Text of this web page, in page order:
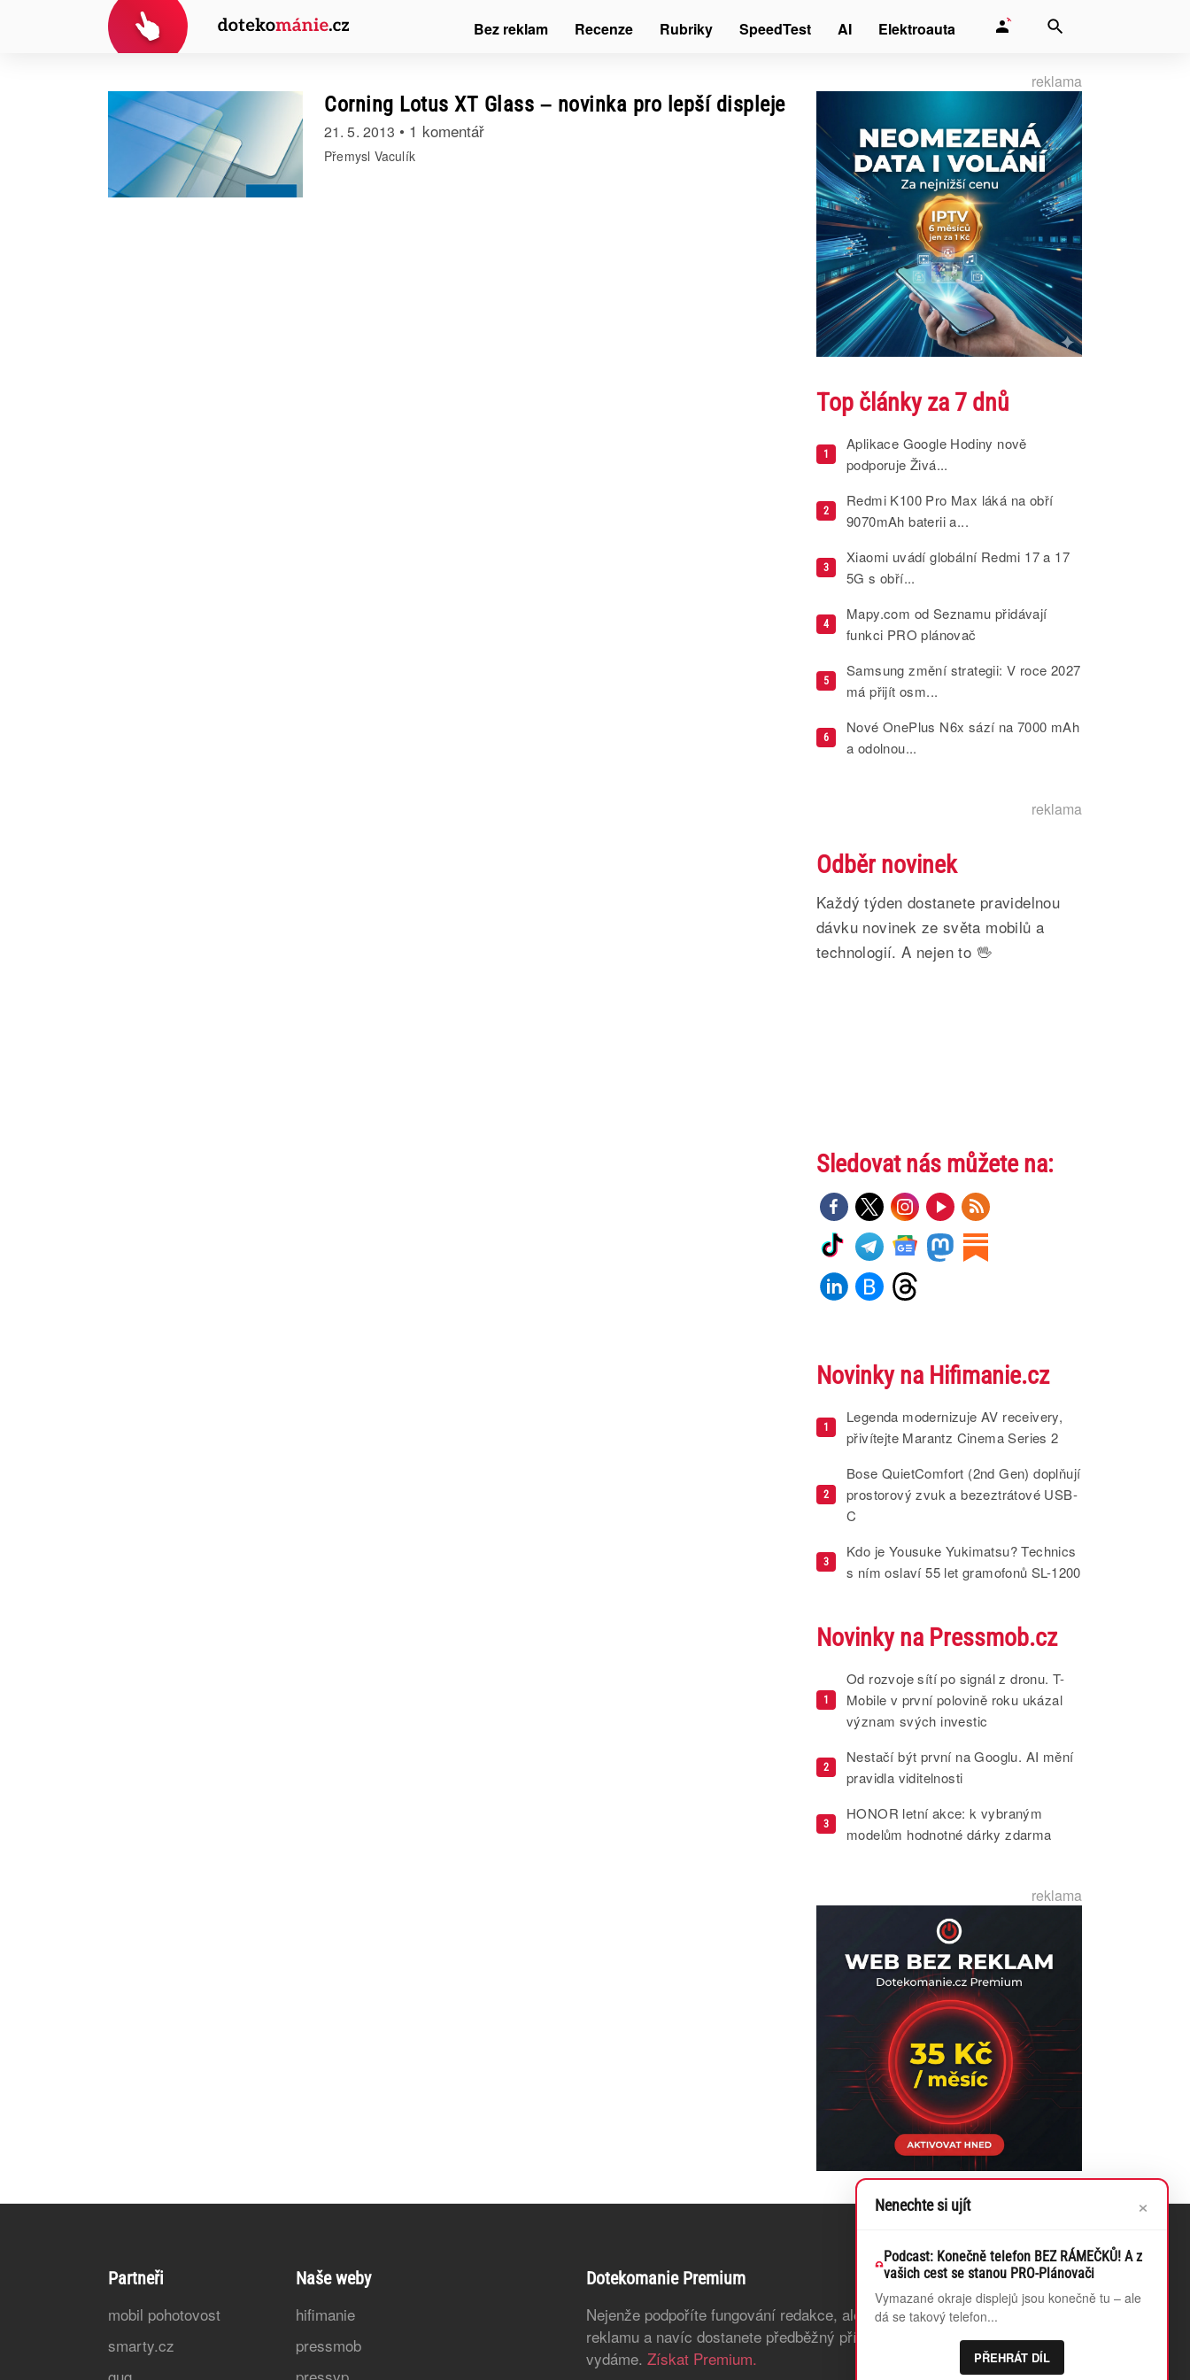
Corning Lotus XT Glass – novinka pro lepší displeje
21. 5. 2013 • 1 komentář
Přemysl Vaculík
reklama
Top články za 7 dnů
1
Aplikace Google Hodiny nově
podporuje Živá...
2
Redmi K100 Pro Max láká na obří
9070mAh baterii a...
3
Xiaomi uvádí globální Redmi 17 a 17
5G s obří...
4
Mapy.com od Seznamu přidávají
funkci PRO plánovač
5
Samsung změní strategii: V roce 2027
má přijít osm...
6
Nové OnePlus N6x sází na 7000 mAh
a odolnou...
reklama
Odběr novinek
Každý týden dostanete pravidelnou
dávku novinek ze světa mobilů a
technologií. A nejen to 🖖
Sledovat nás můžete na:
Novinky na Hifimanie.cz
1
Legenda modernizuje AV receivery,
přivítejte Marantz Cinema Series 2
2
Bose QuietComfort (2nd Gen) doplňují
prostorový zvuk a bezeztrátové USB-
C
3
Kdo je Yousuke Yukimatsu? Technics
s ním oslaví 55 let gramofonů SL-1200
Novinky na Pressmob.cz
1
Od rozvoje sítí po signál z dronu. T-
Mobile v první polovině roku ukázal
význam svých investic
2
Nestačí být první na Googlu. AI mění
pravidla viditelnosti
3
HONOR letní akce: k vybraným
modelům hodnotné dárky zdarma
reklama
Bez reklam Recenze Rubriky SpeedTest AI Elektroauta
Partneři
mobil pohotovost
smarty.cz
Naše weby
hifimanie
pressmob
Dotekomanie Premium
Nejenže podpoříte fungování redakce, ale také odstraníme bannerovou
reklamu a navíc dostanete předběžný přístup k článkům, které teprve
vydáme. Získat Premium.
Nenechte si ujít ×
Podcast: Konečně telefon BEZ RÁMEČKŮ! A z
vašich cest se stanou PRO-Plánovači
Vymazané okraje displejů jsou konečně tu – ale
dá se takový telefon...
PŘEHRÁT DÍL